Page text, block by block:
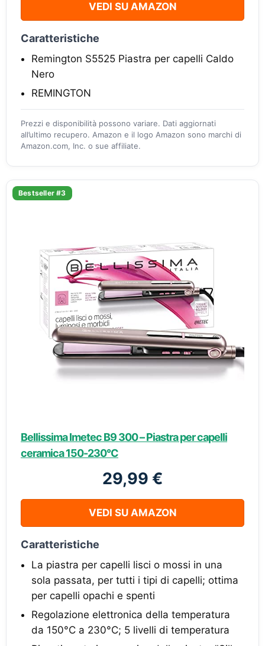
VEDI SU AMAZON
Caratteristiche
Remington S5525 Piastra per capelli Caldo
Nero
REMINGTON
Prezzi e disponibilità possono variare. Dati aggiornati
all’ultimo recupero. Amazon e il logo Amazon sono marchi di
Amazon.com, Inc. o sue affiliate.
Bestseller #3
Bellissima Imetec B9 300 – Piastra per capelli
ceramica 150-230°C
29,99 €
VEDI SU AMAZON
Caratteristiche
La piastra per capelli lisci o mossi in una
sola passata, per tutti i tipi di capelli; ottima
per capelli opachi e spenti
Regolazione elettronica della temperatura
da 150°C a 230°C; 5 livelli di temperatura